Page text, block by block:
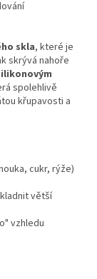
skla, které je
skrývá nahoře
spolehlivě
křupavosti a
cukr, rýže)
větší
vzhledu